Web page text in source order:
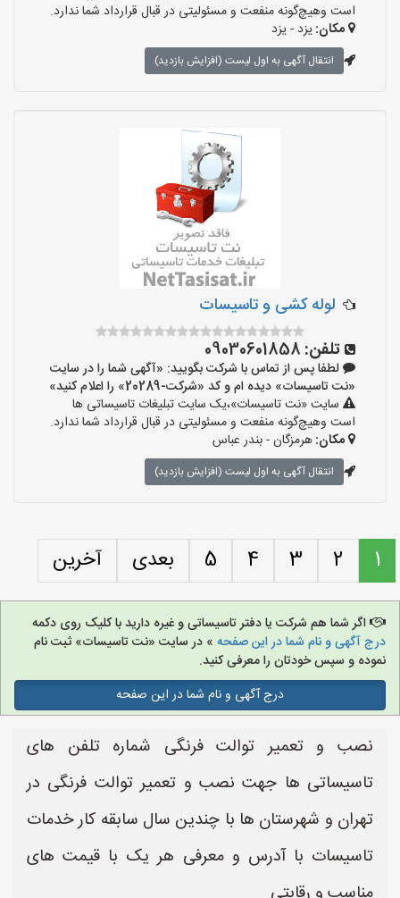
است وهیچ‌گونه منفعت و مسئولیتی در قبال قرارداد شما ندارد.
مکان:یزد - یزد
انتقال آگهی به اول لیست (افزایش بازدید)
لوله کشی و تاسیسات
تلفن: 09030601858
لطفا پس از تماس با شرکت بگویید: «آگهی شما را در سایت
«نت تاسیسات» دیده ام و کد «شرکت-20289» را اعلام کنید»
سایت «نت تاسیسات»،یک سایت تبلیغات تاسیساتی ها
است وهیچ‌گونه منفعت و مسئولیتی در قبال قرارداد شما ندارد.
مکان:هرمزگان - بندر عباس
انتقال آگهی به اول لیست (افزایش بازدید)
1
2
3
4
5 بعدی آخرین
اگر شما هم شرکت یا دفتر تاسیساتی و غیره دارید با کلیک روی دکمه
درج آگهی و نام شما در این صفحه » در سایت «نت تاسیسات» ثبت نام
نموده و سپس خودتان را معرفی کنید.
درج آگهی و نام شما در این صفحه
نصب و تعمیر توالت فرنگی شماره تلفن های
تاسیساتی ها جهت نصب و تعمیر توالت فرنگی در
تهران و شهرستان ها با چندین سال سابقه کار خدمات
تاسیسات با آدرس و معرفی هر یک با قیمت های